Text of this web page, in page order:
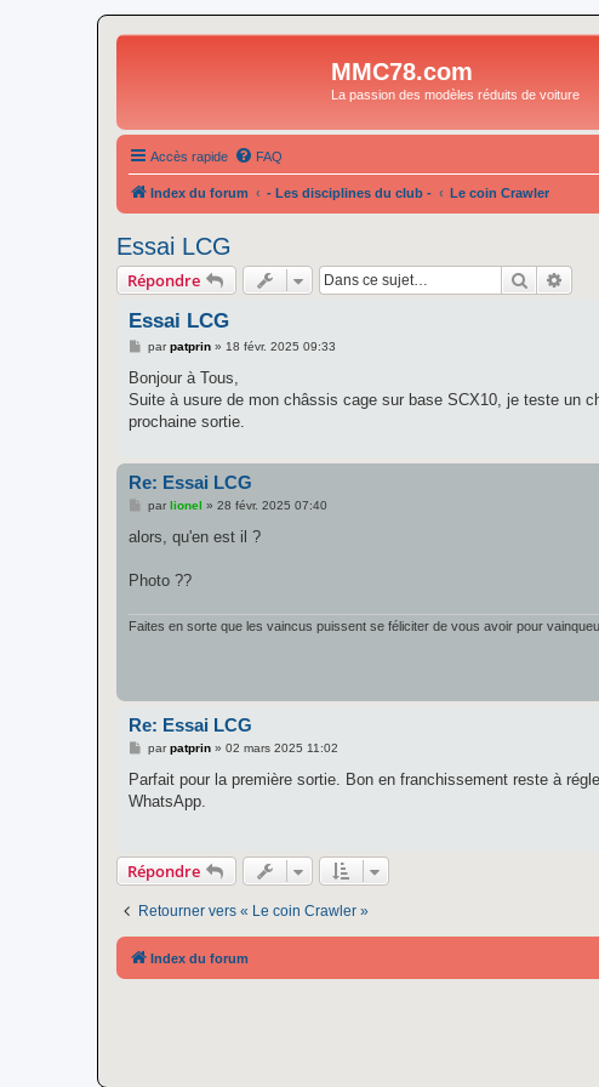
MMC78.com
La passion des modèles réduits de voiture
Accès rapide FAQ
Index du forum - Les disciplines du club - Le coin Crawler
Essai LCG
Répondre
Essai LCG
M
s
a
g
parpatprin» 18 févr. 2025 09:33
Bonjour à Tous,
Suite à usure de mon châssis cage sur base SCX10, je teste un
prochaine sortie.
Re: Essai LCG
M
s
g
par lionel » 28 févr. 2025 07:40
alors, qu'en est il ?
Photo ??
Faites en sorte que les vaincus puissent se féliciter de vous avoir pour
Re: Essai LCG
M
s
a
parpatprin» 02 mars 2025 11:02
Parfait pour la première sortie. Bon en franchissement reste à
WhatsApp.
Répondre
Retourner vers « Le coin Crawler »
Index du forum